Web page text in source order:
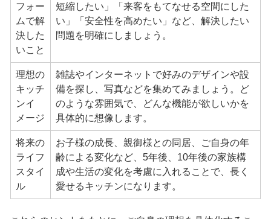
フォー
ムで解
決した
いこと
短縮したい」「来客をもてなせる空間にした
い」「安全性を高めたい」など、解決したい
問題を明確にしましょう。
理想の
キッチ
ンイ
メージ
雑誌やインターネットで好みのデザインや設
備を探し、写真などを集めてみましょう。ど
のような雰囲気で、どんな機能が欲しいかを
具体的に想像します。
将来の
ライフ
スタイ
ル
お子様の成長、親御様との同居、ご自身の年
齢による変化など、5年後、10年後の家族構
成や生活の変化を考慮に入れることで、長く
愛せるキッチンになります。